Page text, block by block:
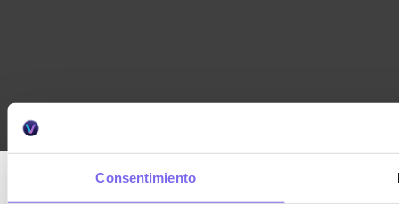
Consentimiento